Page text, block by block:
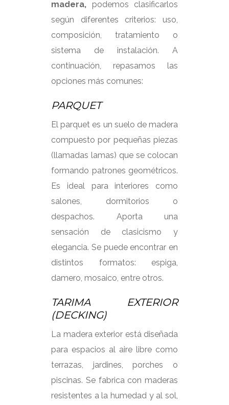
madera, podemos clasificarlos
según diferentes criterios: uso,
composición, tratamiento o
sistema de instalación. A
continuación, repasamos las
opciones más comunes:
PARQUET
El parquet es un suelo de madera
compuesto por pequeñas piezas
(llamadas lamas) que se colocan
formando patrones geométricos.
Es ideal para interiores como
salones, dormitorios o
despachos. Aporta una
sensación de clasicismo y
elegancia. Se puede encontrar en
distintos formatos: espiga,
damero, mosaico, entre otros.
TARIMA EXTERIOR
(DECKING)
La madera exterior está diseñada
para espacios al aire libre como
terrazas, jardines, porches o
piscinas. Se fabrica con maderas
resistentes a la humedad y al sol,